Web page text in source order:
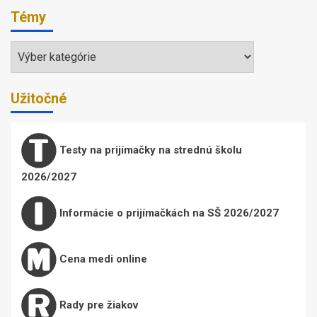
Témy
Témy
Užitočné
Testy na prijímačky na strednú školu
2026/2027
Informácie o prijímačkách na SŠ 2026/2027
Cena medi online
Rady pre žiakov